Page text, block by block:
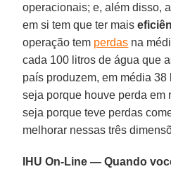
operacionais; e, além disso,
em si tem que ter mais
operação tem perdas na
cada 100 litros de água que
país produzem, em média
seja porque houve perda em
seja porque teve perdas
melhorar nessas três
IHU On-Line — Quando